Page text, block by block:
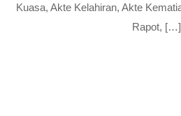
Kuasa, Akte Kelahiran, Akte
Rapot, […]